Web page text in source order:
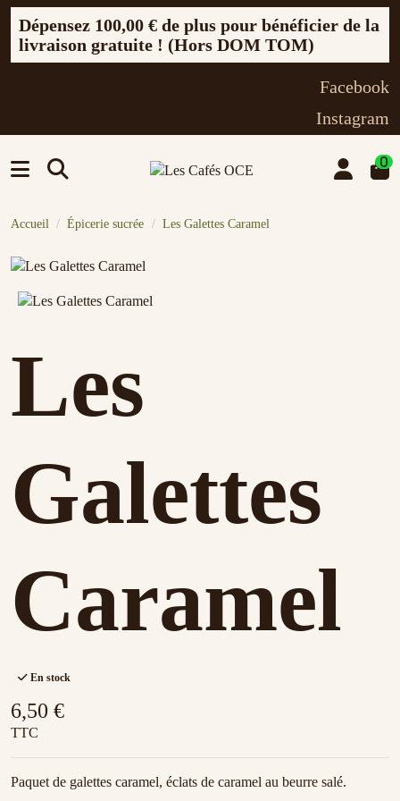
Dépensez 100,00 € de plus pour bénéficier de la
livraison gratuite ! (Hors DOM TOM)
Facebook
Instagram
0
Accueil Épicerie sucrée Les Galettes Caramel
Les
Galettes
Caramel
En stock
6,50 €
TTC
Paquet de galettes caramel, éclats de caramel au beurre salé.